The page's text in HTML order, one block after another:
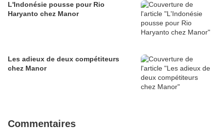
L'Indonésie pousse pour Rio
Haryanto chez Manor
Les adieux de deux compétiteurs
chez Manor
Commentaires